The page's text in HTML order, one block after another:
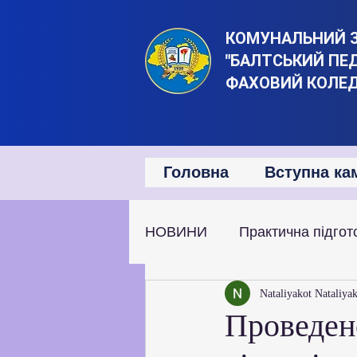
КОМУНАЛЬНИЙ
"БАЛТСЬКИЙ
ФАХОВИЙ
Головна Вступна
НОВИНИ Практична
Наукова та дослідницька
Nataliyakot